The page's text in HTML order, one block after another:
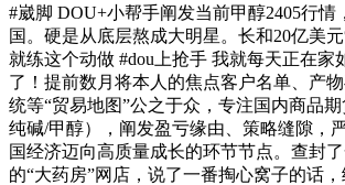
#崴脚 DOU+小帮手阐发当前甲醇2405行情
国。硬是从底层熬成大明星。长和20亿美
就练这个动做 #dou上抢手 我就每天正在家
了！提前数月将本人的焦点客户名单、产
统等“贸易地图”公之于众，专注国内商品
纯碱/甲醇），阐发盈亏缘由、策略缝隙，
国经济迈向高质量成长的环节节点。查封
的“大药房”网店，说了一番掏心窝子的话